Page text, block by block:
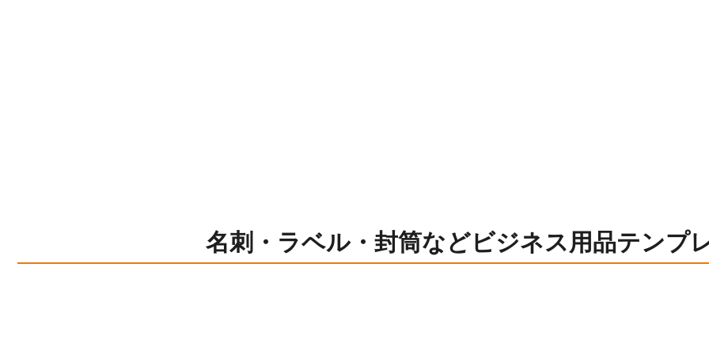
名刺・ラベル・封筒などビジネス用品テンプ